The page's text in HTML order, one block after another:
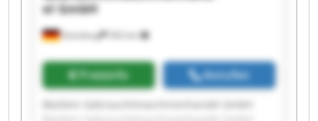
Günzburg 302 km
el GmbH
Preisinfo Anrufen
Bästlein Gebrauchtmaschinenhandel GmbH